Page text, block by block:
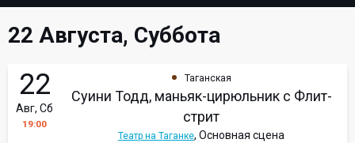
22 Августа, Суббота
22
Авг, Сб
19:00
Таганская
Суини Тодд, маньяк-цирюльник с Флит-
стрит
Театр на Таганке, Основная сцена